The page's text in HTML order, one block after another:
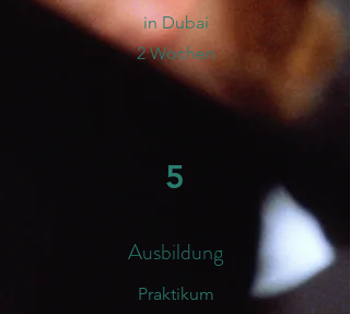
in Dubai
2 Wochen
5
Ausbildung
Praktikum